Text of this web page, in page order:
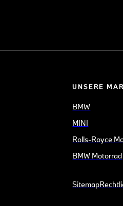
UNSERE
BMW
MINI
Rolls-Royce
BMW Motorrad
Sitemap